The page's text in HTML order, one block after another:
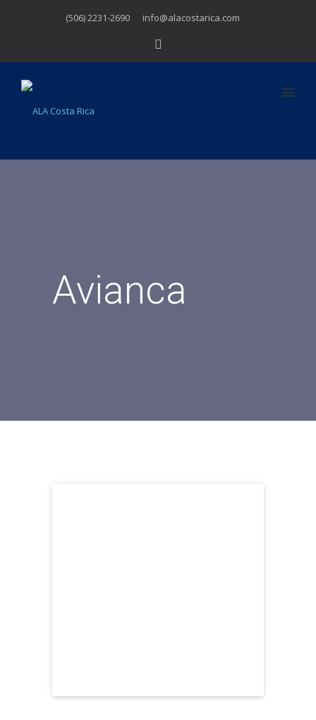
(506) 2231-2690 info@alacostarica.com
Avianca